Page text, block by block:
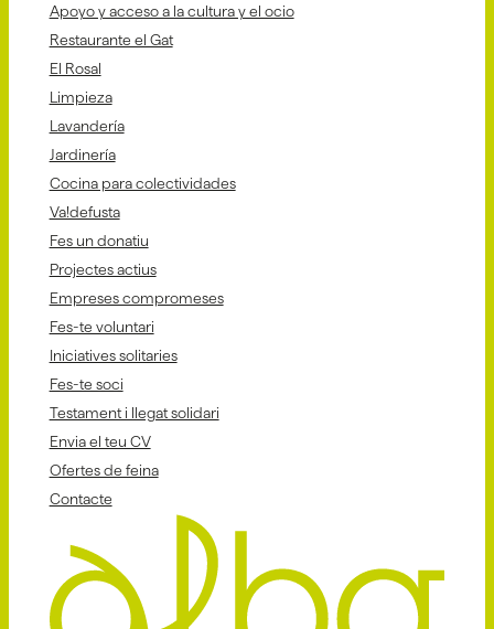
Apoyo y acceso a la cultura y el ocio
Restaurante el Gat
El Rosal
Limpieza
Lavandería
Jardinería
Cocina para colectividades
Va!defusta
Fes un donatiu
Projectes actius
Empreses compromeses
Fes-te voluntari
Iniciatives solitaries
Fes-te soci
Testament i llegat solidari
Envia el teu CV
Ofertes de feina
Contacte